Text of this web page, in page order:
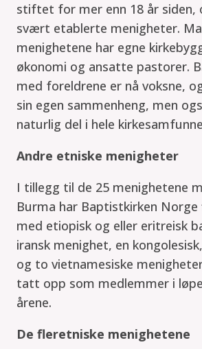
stiftet for mer enn 18 år siden,
svært etablerte menigheter.
menighetene har egne
økonomi og ansatte pastorer.
med foreldrene er nå voksne,
sin egen sammenheng, men
naturlig del i hele
Andre etniske menigheter
I tillegg til de 25 menighetene
Burma har Baptistkirken
med etiopisk og eller eritreisk
iransk menighet, en
og to vietnamesiske
tatt opp som medlemmer i
årene.
De fleretniske menighetene